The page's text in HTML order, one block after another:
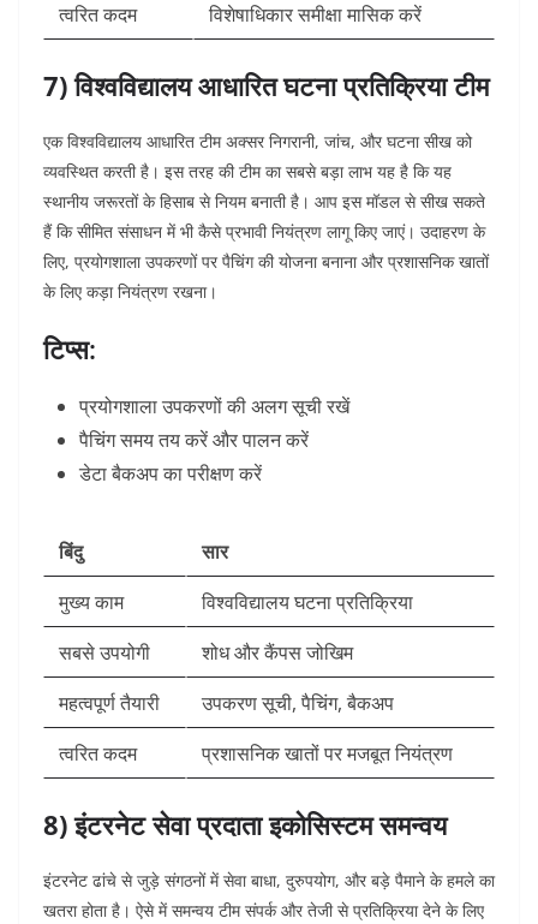
त्वरित कदम
विशेषाधिकार समीक्षा मासिक करें
7) विश्वविद्यालय आधारित घटना प्रतिक्रिया टीम
एक विश्वविद्यालय आधारित टीम अक्सर निगरानी, जांच, और घटना सीख को
व्यवस्थित करती है। इस तरह की टीम का सबसे बड़ा लाभ यह है कि यह
स्थानीय जरूरतों के हिसाब से नियम बनाती है। आप इस मॉडल से सीख सकते
हैं कि सीमित संसाधन में भी कैसे प्रभावी नियंत्रण लागू किए जाएं। उदाहरण के
लिए, प्रयोगशाला उपकरणों पर पैचिंग की योजना बनाना और प्रशासनिक खातों
के लिए कड़ा नियंत्रण रखना।
टिप्स:
प्रयोगशाला उपकरणों की अलग सूची रखें
पैचिंग समय तय करें और पालन करें
डेटा बैकअप का परीक्षण करें
बिंदु
सार
मुख्य काम
विश्वविद्यालय घटना प्रतिक्रिया
सबसे उपयोगी
शोध और कैंपस जोखिम
महत्वपूर्ण तैयारी
उपकरण सूची, पैचिंग, बैकअप
त्वरित कदम
प्रशासनिक खातों पर मजबूत नियंत्रण
8) इंटरनेट सेवा प्रदाता इकोसिस्टम समन्वय
इंटरनेट ढांचे से जुड़े संगठनों में सेवा बाधा, दुरुपयोग, और बड़े पैमाने के हमले का
खतरा होता है। ऐसे में समन्वय टीम संपर्क और तेजी से प्रतिक्रिया देने के लिए